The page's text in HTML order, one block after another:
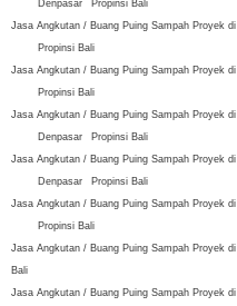
Denpasar
Propinsi Bali
Jasa Angkutan / Buang Puing Sampah Proyek di
Propinsi Bali
Jasa Angkutan / Buang Puing Sampah Proyek di
Propinsi Bali
Jasa Angkutan / Buang Puing Sampah Proyek di
Denpasar
Propinsi Bali
Jasa Angkutan / Buang Puing Sampah Proyek di
Denpasar
Propinsi Bali
Jasa Angkutan / Buang Puing Sampah Proyek di
Propinsi Bali
Jasa Angkutan / Buang Puing Sampah Proyek di
Bali
Jasa Angkutan / Buang Puing Sampah Proyek di